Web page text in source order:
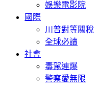
娛樂電影院
國際
川普對等關稅
全球必讀
社會
毒駕連爆
警察愛無限